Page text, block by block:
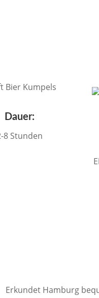
Dauer:
8 Stunden
Erkundet Hamburg